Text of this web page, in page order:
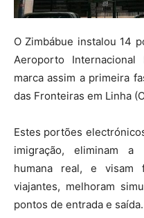
O Zimbábue instalou 14
Aeroporto
marca assim a primeira
das Fronteiras em Linha
Estes portões
imigração, eliminam a
humana real, e visam
viajantes, melhoram
pontos de entrada e saída.